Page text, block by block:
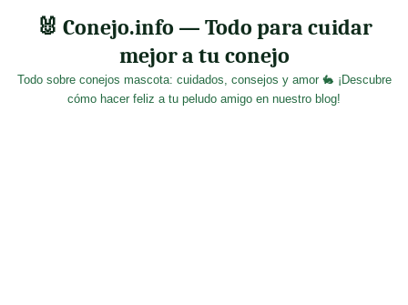
🐰 Conejo.info — Todo para cuidar
mejor a tu conejo
Todo sobre conejos mascota: cuidados, consejos y amor 🐇 ¡Descubre
cómo hacer feliz a tu peludo amigo en nuestro blog!